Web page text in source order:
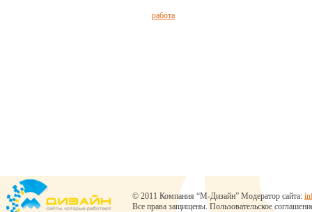
работа
© 2011 Компания “М-Дизайн” Модератор сайта:
Все права защищены.Пользовательское